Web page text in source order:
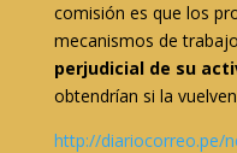
comisión es que los
mecanismos de trabajo
perjudicial de su
obtendrían si la
http://diariocorreo.pe/